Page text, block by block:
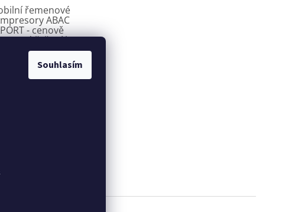
Souhlasím
řemenové
ABAC
- cenově
řešení bez
ABAC CROSS